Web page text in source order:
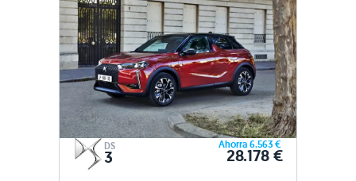
DS
3
Ahorra 6.563 €
28.178 €